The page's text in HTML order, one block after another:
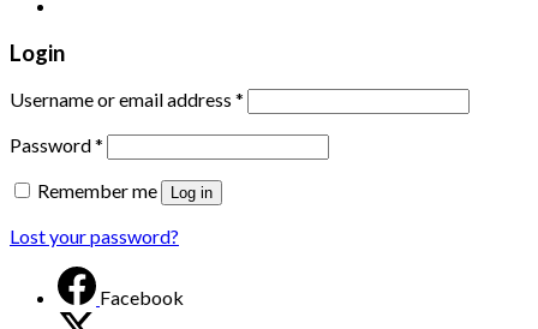
Login
Username or email address *
Password*
Remember me
Log in
Lost your password?
Facebook